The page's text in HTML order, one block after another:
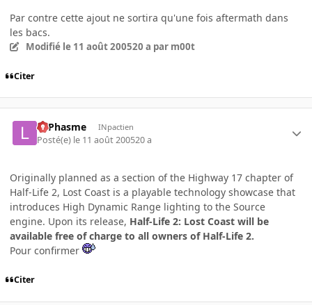
Par contre cette ajout ne sortira qu'une fois aftermath dans
les bacs.
Modifié le 11 août 200520 a par m00t
Citer
LePhasme INpactien
Posté(e) le 11 août 200520 a
Originally planned as a section of the Highway 17 chapter of
Half-Life 2, Lost Coast is a playable technology showcase that
introduces High Dynamic Range lighting to the Source
engine. Upon its release, Half-Life 2: Lost Coast will be
available free of charge to all owners of Half-Life 2.
Pour confirmer
Citer